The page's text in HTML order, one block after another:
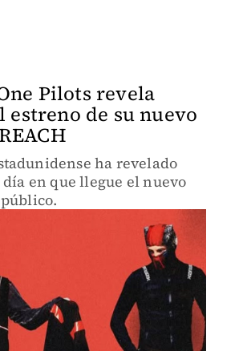
Pilots revela
estreno de su nuevo
ha revelado
día en que llegue el nuevo